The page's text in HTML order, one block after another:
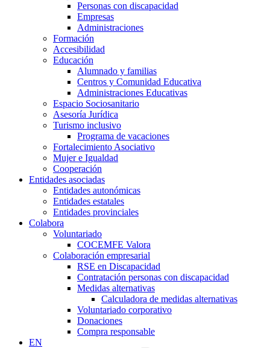
Personas con discapacidad
Empresas
Administraciones
Formación
Accesibilidad
Educación
Alumnado y familias
Centros y Comunidad Educativa
Administraciones Educativas
Espacio Sociosanitario
Asesoría Jurídica
Turismo inclusivo
Programa de vacaciones
Fortalecimiento Asociativo
Mujer e Igualdad
Cooperación
Entidades asociadas
Entidades autonómicas
Entidades estatales
Entidades provinciales
Colabora
Voluntariado
COCEMFE Valora
Colaboración empresarial
RSE en Discapacidad
Contratación personas con discapacidad
Medidas alternativas
Calculadora de medidas alternativas
Voluntariado corporativo
Donaciones
Compra responsable
EN